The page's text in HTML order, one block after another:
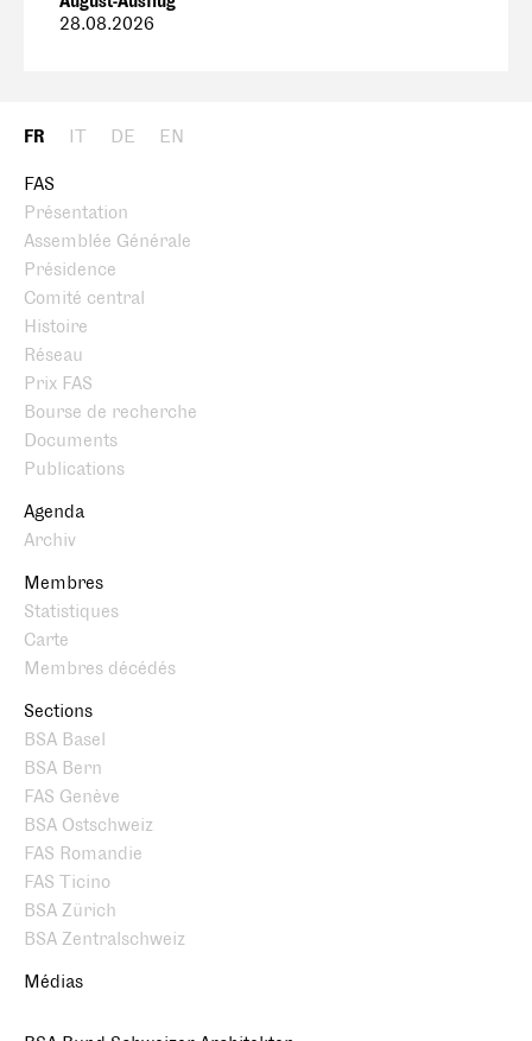
28.08.2026
FR IT DE EN
FAS
Présentation
Assemblée Générale
Présidence
Comité central
Histoire
Réseau
Prix FAS
Bourse de recherche
Documents
Publications
Agenda
Archiv
Membres
Statistiques
Carte
Membres décédés
Sections
BSA Basel
BSA Bern
FAS Genève
BSA Ostschweiz
FAS Romandie
FAS Ticino
BSA Zürich
BSA Zentralschweiz
Médias